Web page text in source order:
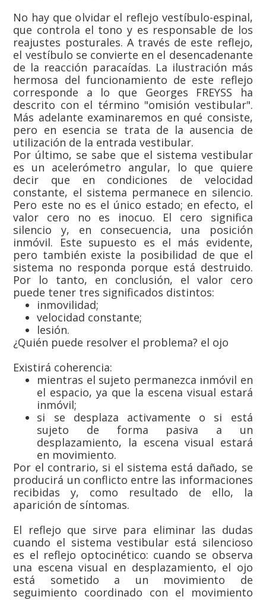
No hay que olvidar el reflejo vestíbulo-espinal,
que controla el tono y es responsable de los
reajustes posturales. A través de este reflejo,
el vestíbulo se convierte en el desencadenante
de la reacción paracaídas. La ilustración más
hermosa del funcionamiento de este reflejo
corresponde a lo que Georges FREYSS ha
descrito con el término "omisión vestibular".
Más adelante examinaremos en qué consiste,
pero en esencia se trata de la ausencia de
utilización de la entrada vestibular.
Por último, se sabe que el sistema vestibular
es un acelerómetro angular, lo que quiere
decir que en condiciones de velocidad
constante, el sistema permanece en silencio.
Pero este no es el único estado; en efecto, el
valor cero no es inocuo. El cero significa
silencio y, en consecuencia, una posición
inmóvil. Este supuesto es el más evidente,
pero también existe la posibilidad de que el
sistema no responda porque está destruido.
Por lo tanto, en conclusión, el valor cero
puede tener tres significados distintos:
inmovilidad;
velocidad constante;
lesión.
¿Quién puede resolver el problema? el ojo
Existirá coherencia:
mientras el sujeto permanezca inmóvil en
el espacio, ya que la escena visual estará
inmóvil;
si se desplaza activamente o si está
sujeto de forma pasiva a un
desplazamiento, la escena visual estará
en movimiento.
Por el contrario, si el sistema está dañado, se
producirá un conflicto entre las informaciones
recibidas y, como resultado de ello, la
aparición de síntomas.
El reflejo que sirve para eliminar las dudas
cuando el sistema vestibular está silencioso
es el reflejo optocinético: cuando se observa
una escena visual en desplazamiento, el ojo
está sometido a un movimiento de
seguimiento coordinado con el movimiento